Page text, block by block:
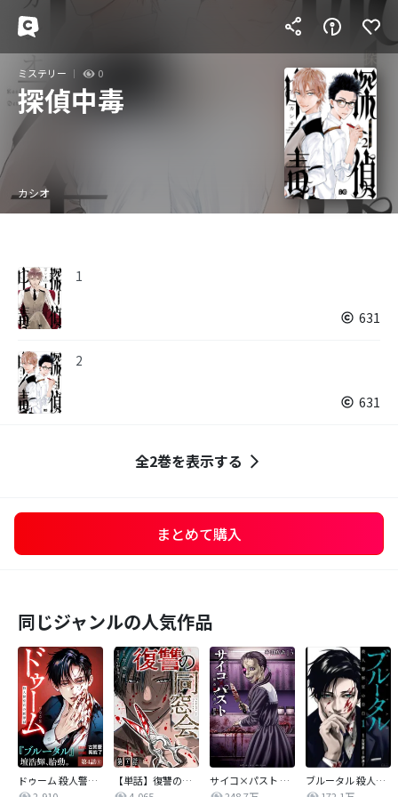
ミステリー 0
探偵中毒
カシオ
1
631
2
631
全2巻を表示する
まとめて購入
同じジャンルの人気作品
ドゥーム 殺人警察官の断罪録 分冊版
【単話】復讐の同窓会
サイコ×パスト 猟奇殺人潜入捜査
ブルータル 殺人警察官の告白